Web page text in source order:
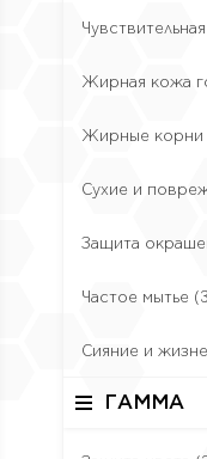
Жирная кожа
Жирные корни
Сухие и
Защита
Частое мытье
Сияние и
ГАММА